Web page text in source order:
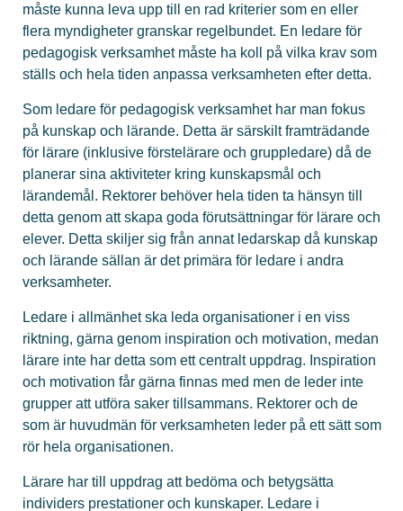
måste kunna leva upp till en rad kriterier som en eller
flera myndigheter granskar regelbundet. En ledare för
pedagogisk verksamhet måste ha koll på vilka krav som
ställs och hela tiden anpassa verksamheten efter detta.
Som ledare för pedagogisk verksamhet har man fokus
på kunskap och lärande. Detta är särskilt framträdande
för lärare (inklusive förstelärare och gruppledare) då de
planerar sina aktiviteter kring kunskapsmål och
lärandemål. Rektorer behöver hela tiden ta hänsyn till
detta genom att skapa goda förutsättningar för lärare och
elever. Detta skiljer sig från annat ledarskap då kunskap
och lärande sällan är det primära för ledare i andra
verksamheter.
Ledare i allmänhet ska leda organisationer i en viss
riktning, gärna genom inspiration och motivation, medan
lärare inte har detta som ett centralt uppdrag. Inspiration
och motivation får gärna finnas med men de leder inte
grupper att utföra saker tillsammans. Rektorer och de
som är huvudmän för verksamheten leder på ett sätt som
rör hela organisationen.
Lärare har till uppdrag att bedöma och betygsätta
individers prestationer och kunskaper. Ledare i